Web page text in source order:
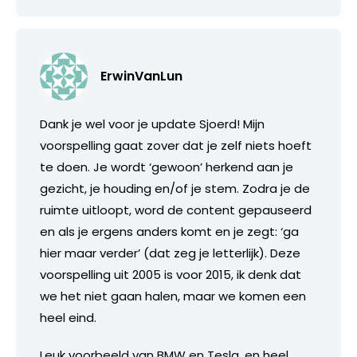
ErwinVanLun
Dank je wel voor je update Sjoerd! Mijn
voorspelling gaat zover dat je zelf niets hoeft
te doen. Je wordt ‘gewoon’ herkend aan je
gezicht, je houding en/of je stem. Zodra je de
ruimte uitloopt, word de content gepauseerd
en als je ergens anders komt en je zegt: ‘ga
hier maar verder’ (dat zeg je letterlijk). Deze
voorspelling uit 2005 is voor 2015, ik denk dat
we het niet gaan halen, maar we komen een
heel eind.